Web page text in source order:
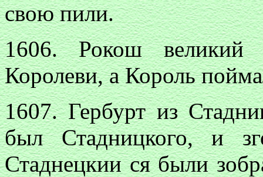
свою пили.
1606. Рокош
Королеви, а Король
1607. Гербурт из
был Стадницкого, и
Стаднецкии ся были